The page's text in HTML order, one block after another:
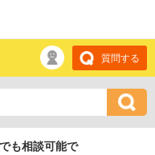
質問する
も相談可能で